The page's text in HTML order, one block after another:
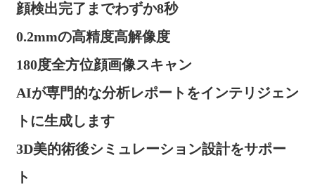
顔検出完了までわずか8秒
0.2mmの高精度高解像度
180度全方位顔画像スキャン
AIが専門的な分析レポートをインテリジェン
トに生成します
3D美的術後シミュレーション設計をサポー
ト